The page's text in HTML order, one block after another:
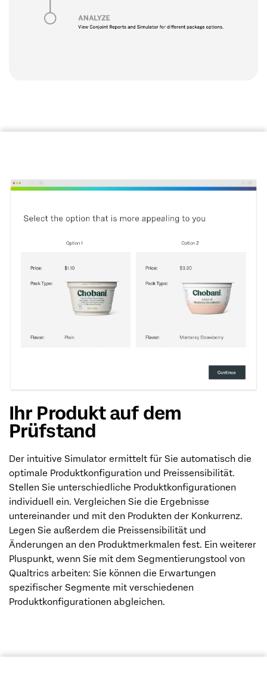
Ihr Produkt auf dem
Prüfstand
Der intuitive Simulator ermittelt für Sie automatisch die
optimale Produktkonfiguration und Preissensibilität.
Stellen Sie unterschiedliche Produktkonfigurationen
individuell ein. Vergleichen Sie die Ergebnisse
untereinander und mit den Produkten der Konkurrenz.
Legen Sie außerdem die Preissensibilität und
Änderungen an den Produktmerkmalen fest. Ein weiterer
Pluspunkt, wenn Sie mit dem Segmentierungstool von
Qualtrics arbeiten: Sie können die Erwartungen
spezifischer Segmente mit verschiedenen
Produktkonfigurationen abgleichen.